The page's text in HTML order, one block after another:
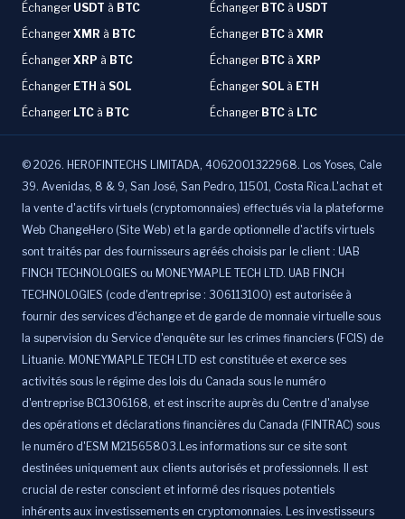
Échanger USDT à BTC Échanger BTC à USDT
ÉchangerXMR à BTC Échanger BTC à XMR
ÉchangerXRP à BTC Échanger BTC à XRP
Échanger ETH à SOL ÉchangerSOL à ETH
Échanger LTC à BTC Échanger BTC à LTC
© 2026. HEROFINTECHS LIMITADA, 4062001322968. Los Yoses, Cale
39. Avenidas, 8 & 9, San José, San Pedro, 11501, Costa Rica.L'achat et
la vente d'actifs virtuels (cryptomonnaies) effectués via la plateforme
Web ChangeHero (Site Web) et la garde optionnelle d'actifs virtuels
sont traités par des fournisseurs agréés choisis par le client : UAB
FINCH TECHNOLOGIES ou MONEYMAPLE TECH LTD. UAB FINCH
TECHNOLOGIES (code d'entreprise : 306113100) est autorisée à
fournir des services d'échange et de garde de monnaie virtuelle sous
la supervision du Service d'enquête sur les crimes financiers (FCIS) de
Lituanie. MONEYMAPLE TECH LTD est constituée et exerce ses
activités sous le régime des lois du Canada sous le numéro
d'entreprise BC1306168, et est inscrite auprès du Centre d'analyse
des opérations et déclarations financières du Canada (FINTRAC) sous
le numéro d'ESM M21565803.Les informations sur ce site sont
destinées uniquement aux clients autorisés et professionnels. Il est
crucial de rester conscient et informé des risques potentiels
inhérents aux investissements en cryptomonnaies. Les investisseurs